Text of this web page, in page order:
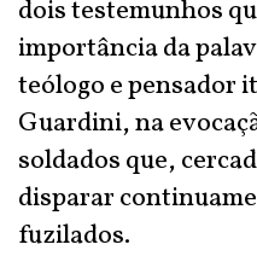
dois testemunhos
importância da
teólogo e pensador
Guardini, na
soldados que,
disparar
fuzilados.